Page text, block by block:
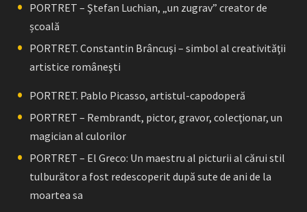
PORTRET – Ştefan Luchian, „un zugrav” creator de
școală
PORTRET. Constantin Brâncuşi – simbol al creativităţii
artistice româneşti
PORTRET. Pablo Picasso, artistul-capodoperă
PORTRET – Rembrandt, pictor, gravor, colecţionar, un
magician al culorilor
PORTRET – El Greco: Un maestru al picturii al cărui stil
tulburător a fost redescoperit după sute de ani de la
moartea sa